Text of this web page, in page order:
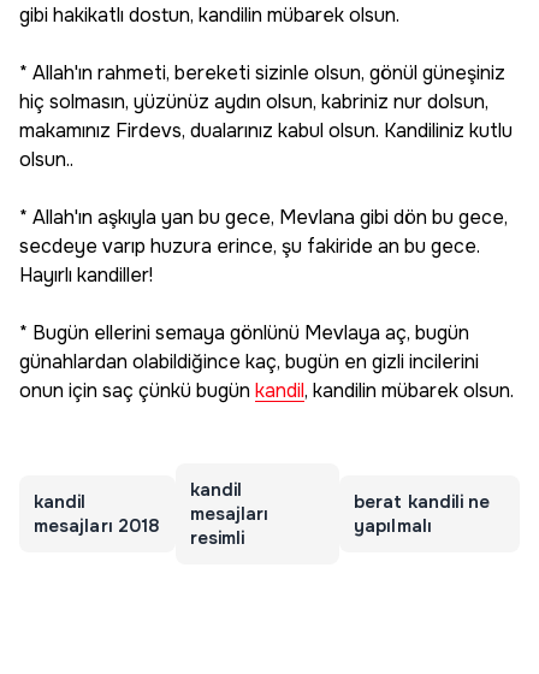
gibi hakikatlı dostun, kandilin mübarek olsun.
* Allah'ın rahmeti, bereketi sizinle olsun, gönül güneşiniz
hiç solmasın, yüzünüz aydın olsun, kabriniz nur dolsun,
makamınız Firdevs, dualarınız kabul olsun. Kandiliniz kutlu
olsun..
* Allah'ın aşkıyla yan bu gece, Mevlana gibi dön bu gece,
secdeye varıp huzura erince, şu fakiride an bu gece.
Hayırlı kandiller!
* Bugün ellerini semaya gönlünü Mevlaya aç, bugün
günahlardan olabildiğince kaç, bugün en gizli incilerini
onun için saç çünkü bugün kandil, kandilin mübarek olsun.
kandil
mesajları 2018
kandil
mesajları
resimli
berat kandili ne
yapılmalı